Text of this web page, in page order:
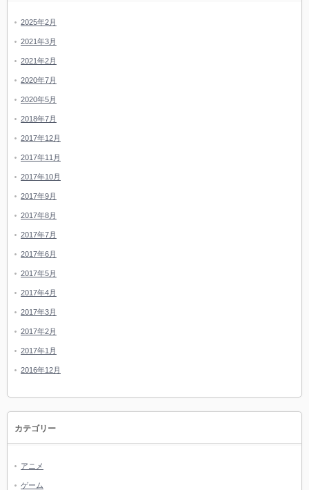
2025年2月
2021年3月
2021年2月
2020年7月
2020年5月
2018年7月
2017年12月
2017年11月
2017年10月
2017年9月
2017年8月
2017年7月
2017年6月
2017年5月
2017年4月
2017年3月
2017年2月
2017年1月
2016年12月
カテゴリー
アニメ
ゲーム